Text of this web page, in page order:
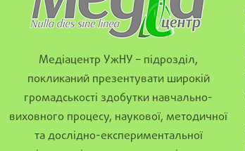
Медіацентр УжНУ – підрозділ,
покликаний презентувати широкій
громадськості здобутки навчально-
виховного процесу, наукової, методичної
та дослідно-експериментальної